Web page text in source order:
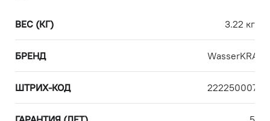
ВЕС (КГ) 3.22 кг
БРЕНД WasserKRAFT
ШТРИХ-КОД